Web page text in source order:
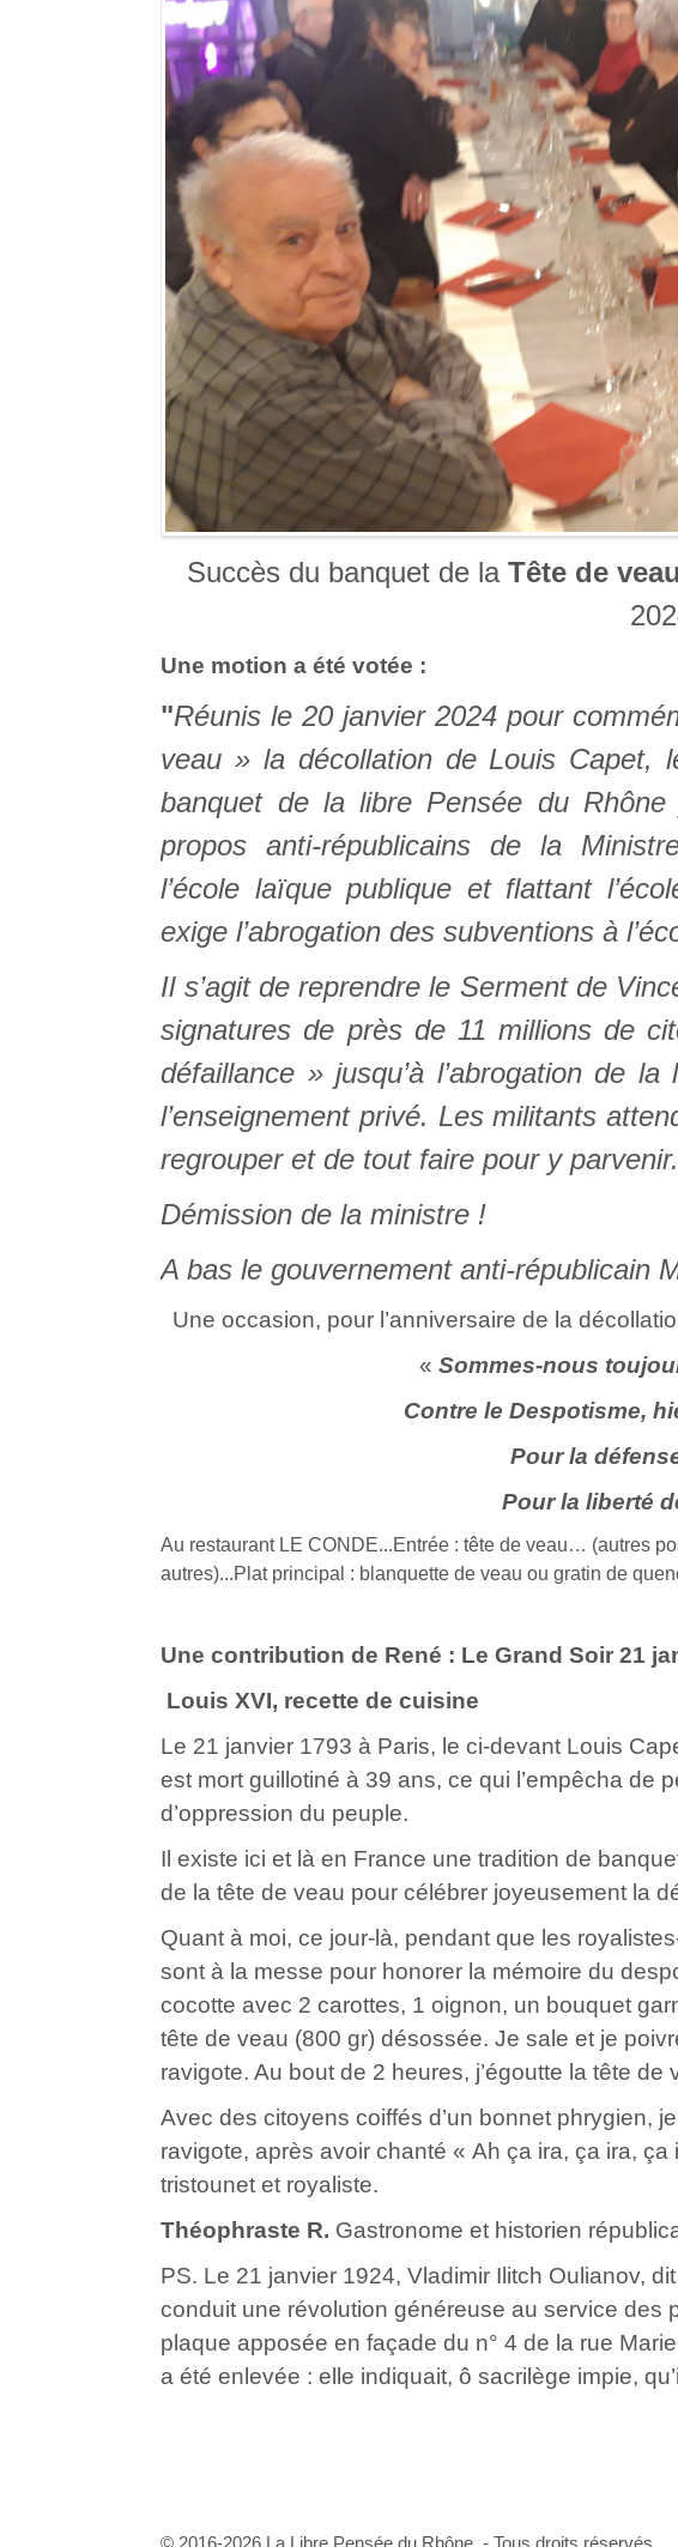
Succès du banquet de la Tête de
Une motion a été votée :
"Réunis le 20 janvier 2024 pour
veau » la décollation de Louis Capet,
banquet de la libre Pensée du
propos anti-républicains de la
l’école laïque publique et flattant
exige l’abrogation des subventions à
Il s’agit de reprendre le Serment de
signatures de près de 11 millions de
défaillance » jusqu’à l’abrogation de
l’enseignement privé. Les militants
regrouper et de tout faire pour y parvenir.
Démission de la ministre !
A bas le gouvernement anti-républicain
Une occasion, pour l’anniversaire de la
« Sommes-nous
Contre le Despotisme,
Pour la
Pour la liberté
Au restaurant LE CONDE...Entrée : tête de veau… (autres
autres)...Plat principal : blanquette de veau ou gratin de
Une contribution de René : Le Grand Soir 21
Louis XVI, recette de cuisine
Le 21 janvier 1793 à Paris, le ci-devant Louis
est mort guillotiné à 39 ans, ce qui l’empêcha de
d’oppression du peuple.
Il existe ici et là en France une tradition de
de la tête de veau pour célébrer joyeusement la
Quant à moi, ce jour-là, pendant que les
sont à la messe pour honorer la mémoire du
cocotte avec 2 carottes, 1 oignon, un bouquet
tête de veau (800 gr) désossée. Je sale et je
ravigote. Au bout de 2 heures, j’égoutte la tête
Avec des citoyens coiffés d’un bonnet phrygien,
ravigote, après avoir chanté « Ah ça ira, ça ira,
tristounet et royaliste.
Théophraste R. Gastronome et historien
PS. Le 21 janvier 1924, Vladimir Ilitch Oulianov,
conduit une révolution généreuse au service des
plaque apposée en façade du n° 4 de la rue
a été enlevée : elle indiquait, ô sacrilège impie,